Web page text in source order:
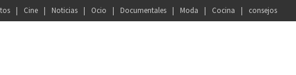
Cine Noticias Ocio Documentales Moda Cocina consejos